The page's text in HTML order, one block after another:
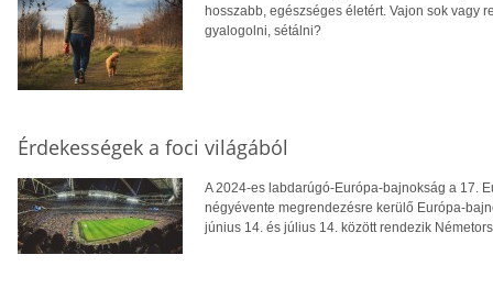
hosszabb, egészséges életért. Vajon sok vagy
gyalogolni, sétálni?
Érdekességek a foci világából
A 2024-es labdarúgó-Európa-bajnokság a 17.
négyévente megrendezésre kerülő Európa-
június 14. és július 14. között rendezik